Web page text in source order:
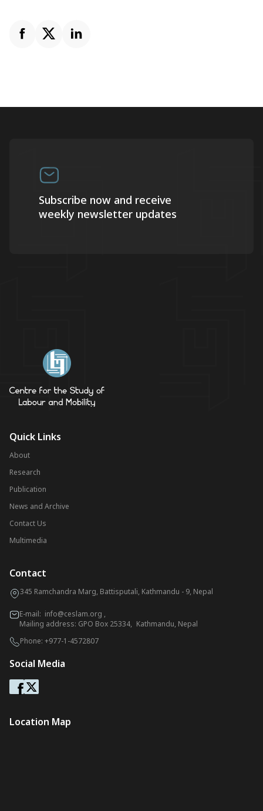
Subscribe now and receive
weekly newsletter updates
Quick Links
About
Research
Publication
News and Archive
Contact Us
Multimedia
Contact
345 Ramchandra Marg, Battisputali, Kathmandu - 9, Nepal
E-mail: info@ceslam.org ,
Mailing address: GPO Box 25334, Kathmandu, Nepal
Phone: +977-1-4572807
Social Media
Location Map